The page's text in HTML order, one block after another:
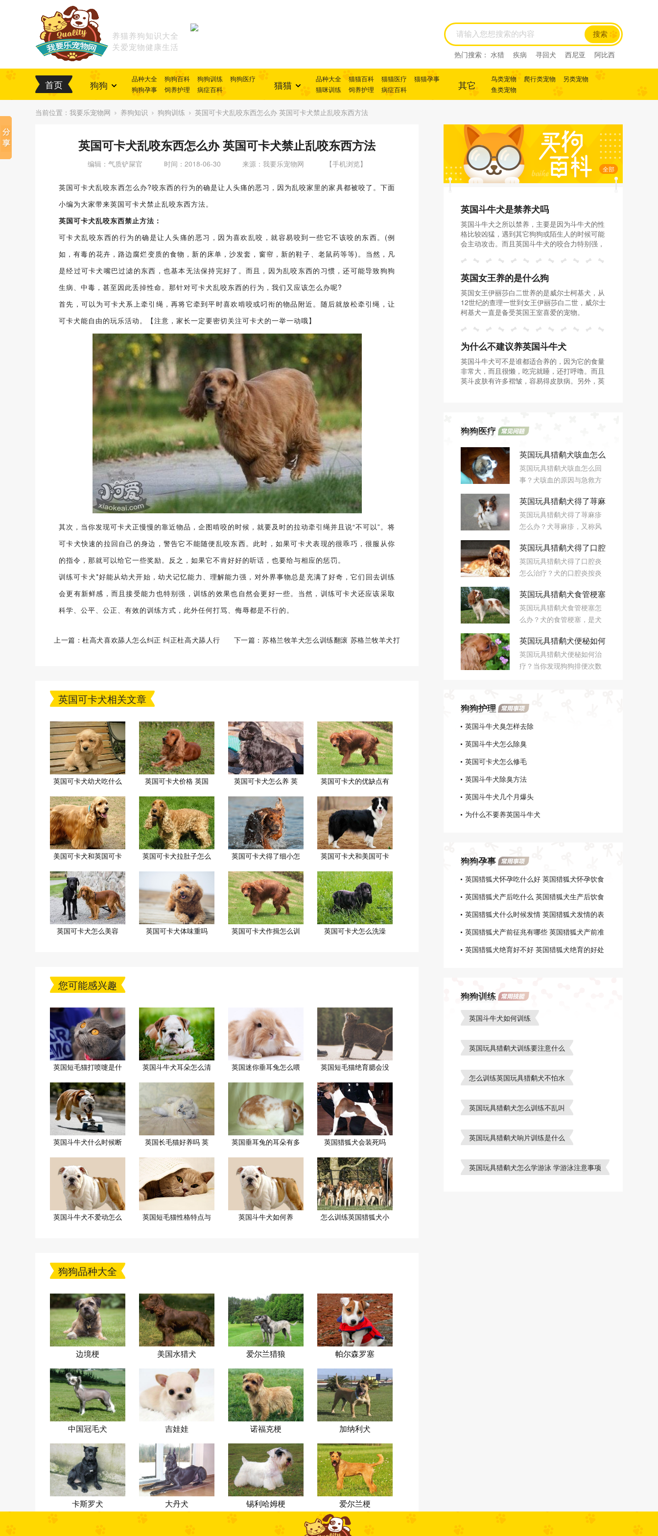
养猫养狗知识大全
关爱宠物健康生活
搜索
热门搜索： 水猎 疾病 寻回犬 西尼亚
阿比西
首页 狗狗 品种大全 狗狗百科 狗狗训练
狗狗医疗
狗狗孕事
饲养护理 病症百科 猫猫 品种大全 猫猫百科 猫猫医疗
猫猫孕事
猫咪训练
饲养护理 病症百科 其它 鸟类宠物 爬行类宠物
另类宠物
鱼类宠物
当前位置： 我要乐宠物网 养狗知识 狗狗训练 英国可卡犬乱咬东西怎么办 英国可卡犬禁止乱咬东西方法
英国可卡犬乱咬东西怎么办 英国可卡犬禁止乱咬东西方法
编辑：气质铲屎官 时间：2018-06-30 来源：我要乐宠物网 【手机浏览】
英国可卡犬乱咬东西怎么办?咬东西的行为的确是让人头痛的恶习，因为乱咬家里的家具都被咬了。下面
小编为大家带来英国可卡犬禁止乱咬东西方法。
英国可卡犬乱咬东西禁止方法：
可卡犬乱咬东西的行为的确是让人头痛的恶习，因为喜欢乱咬，就容易咬到一些它不该咬的东西。(例
如，有毒的花卉，路边腐烂变质的食物，新的床单，沙发套，窗帘，新的鞋子、老鼠药等等)。当然，凡
是经过可卡犬嘴巴过滤的东西，也基本无法保持完好了。而且，因为乱咬东西的习惯，还可能导致狗狗
生病、中毒，甚至因此丢掉性命。那针对可卡犬乱咬东西的行为，我们又应该怎么办呢?
首先，可以为可卡犬系上牵引绳，再将它牵到平时喜欢啃咬或叼衔的物品附近。随后就放松牵引绳，让
可卡犬能自由的玩乐活动。【注意，家长一定要密切关注可卡犬的一举一动哦】
其次，当你发现可卡犬正慢慢的靠近物品，企图啃咬的时候，就要及时的拉动牵引绳并且说“不可以”。将
可卡犬快速的拉回自己的身边，警告它不能随便乱咬东西。此时，如果可卡犬表现的很乖巧，很服从你
的指令，那就可以给它一些奖励。反之，如果它不肯好好的听话，也要给与相应的惩罚。
训练可卡犬*好能从幼犬开始，幼犬记忆能力、理解能力强，对外界事物总是充满了好奇，它们回去训练
会更有新鲜感，而且接受能力也特别强，训练的效果也自然会更好一些。当然，训练可卡犬还应该采取
科学、公平、公正、有效的训练方式，此外任何打骂、侮辱都是不行的。
上一篇：杜高犬喜欢舔人怎么纠正 纠正杜高犬舔人行
下一篇： 苏格兰牧羊犬怎么训练翻滚 苏格兰牧羊犬打
英国可卡犬相关文章
英国可卡犬幼犬吃什么 英国可卡犬价格 英国 英国可卡犬怎么养 英 英国可卡犬的优缺点有
美国可卡犬和英国可卡 英国可卡犬拉肚子怎么 英国可卡犬得了细小怎 英国可卡犬和美国可卡
英国可卡犬怎么美容 英国可卡犬体味重吗 英国可卡犬作揖怎么训 英国可卡犬怎么洗澡
您可能感兴趣
英国短毛猫打喷嚏是什 英国斗牛犬耳朵怎么清 英国迷你垂耳兔怎么喂 英国短毛猫绝育腮会没
英国斗牛犬什么时候断 英国长毛猫好养吗 英 英国垂耳兔的耳朵有多 英国猎狐犬会装死吗
英国斗牛犬不爱动怎么 英国短毛猫性格特点与 英国斗牛犬如何养 怎么训练英国猎狐犬小
狗狗品种大全
边境梗 美国水猎犬
爱尔兰猎狼
帕尔森罗塞
中国冠毛犬 吉娃娃 诺福克梗 加纳利犬
卡斯罗犬 大丹犬 锡利哈姆梗 爱尔兰梗
全部
英国斗牛犬是禁养犬吗
英国斗牛犬之所以禁养，主要是因为斗牛犬的性
格比较凶猛，遇到其它狗狗或陌生人的时候可能
会主动攻击。而且英国斗牛犬的咬合力特别强，
全，英国斗牛犬被许多城市禁养了。
英国女王养的是什么狗
英国女王伊丽莎白二世养的是威尔士柯基犬，从
12世纪的查理一世到女王伊丽莎白二世，威尔士
柯基犬一直是备受英国王室喜爱的宠物。
为什么不建议养英国斗牛犬
英国斗牛犬可不是谁都适合养的，因为它的食量
非常大，而且很懒，吃完就睡，还打呼噜。而且
英斗皮肤有许多褶皱，容易得皮肤病。另外，英
狗狗医疗
英国玩具猎鹬犬咳血怎么
回事 咳血原因及治疗方
法
英国玩具猎鹬犬咳血怎么回
事？犬咳血的原因与急救方
管、支气管或肺实质出血，
随咳嗽咳出，那么要如何治
疗呢？
英国玩具猎鹬犬得了荨麻
疹怎么办
英国玩具猎鹬犬得了荨麻疹
怎么办？犬荨麻疹，又称风
不良因素的刺激而发生的一
种过敏性疾病。
英国玩具猎鹬犬得了口腔
炎怎么治疗
英国玩具猎鹬犬得了口腔炎
怎么治疗？犬的口腔炎按炎
疱性和溃疡性口腔炎。其中
以卡他性口炎较多见。
英国玩具猎鹬犬食管梗塞
怎么办
英国玩具猎鹬犬食管梗塞怎
么办？犬的食管梗塞，是犬
的疾病之一。指的是犬的食
道内被食物团块或异物所阻
塞，因而引发的一种疾病。
英国玩具猎鹬犬便秘如何
治疗
英国玩具猎鹬犬便秘如何治
疗？当你发现狗狗排便次数
狗狗护理
英国斗牛犬臭怎样去除
英国斗牛犬怎么除臭
英国可卡犬怎么修毛
英国斗牛犬除臭方法
英国斗牛犬几个月爆头
为什么不要养英国斗牛犬
狗狗孕事
英国猎狐犬怀孕吃什么好 英国猎狐犬怀孕饮食
注意事项
英国猎狐犬产后吃什么 英国猎狐犬生产后饮食
介绍
英国猎狐犬什么时候发情 英国猎狐犬发情的表
现介绍
英国猎狐犬产前征兆有哪些 英国猎狐犬产前准
备工作
英国猎狐犬绝育好不好 英国猎狐犬绝育的好处
狗狗训练
英国斗牛犬如何训练
英国玩具猎鹬犬训练要注意什么
怎么训练英国玩具猎鹬犬不怕水
英国玩具猎鹬犬怎么训练不乱叫
英国玩具猎鹬犬响片训练是什么
英国玩具猎鹬犬怎么学游泳 学游泳注意事项